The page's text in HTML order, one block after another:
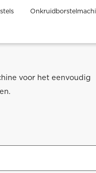
voor het eenvoudig